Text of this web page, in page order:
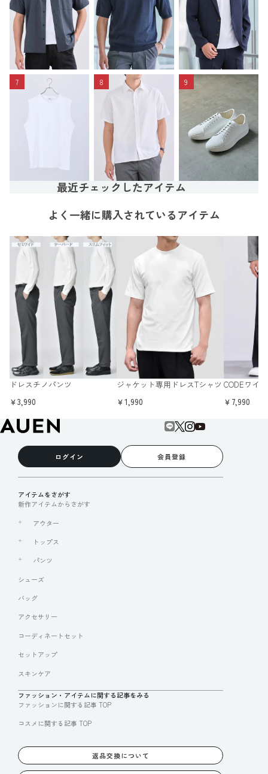
7 8 9
最近チェックしたアイテム
よく一緒に購入されているアイテム
ドレスチノパンツ
￥3,990
ジャケット専用ドレスTシャツ
￥1,990
CODEワイド
￥7,990
ログイン 会員登録
アイテムをさがす
新作アイテムからさがす
アウター
トップス
パンツ
シューズ
バッグ
アクセサリー
コーディネートセット
セットアップ
スキンケア
ファッション・アイテムに関する記事をみる
ファッションに関する記事 TOP
コスメに関する記事 TOP
返品交換について